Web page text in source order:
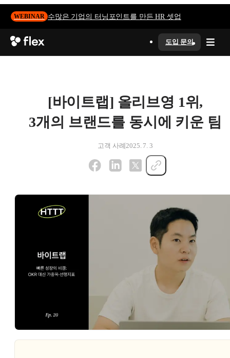
WEBINAR 수많은 기업의 터닝포인트를 만든 HR 셋업
도입 문의
[바이트랩] 올리브영 1위,
3개의 브랜드를 동시에 키운 팀
고객 사례 2025. 7. 3